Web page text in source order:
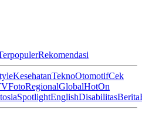
Rekomendasi
KesehatanTeknoOtomotifCek
FotoRegionalGlobalHotOn
SpotlightEnglishDisabilitasBerita